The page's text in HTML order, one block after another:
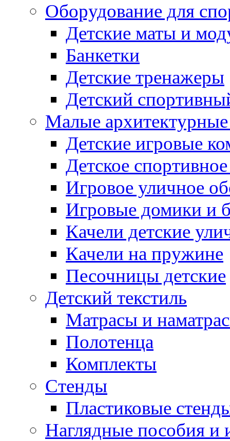
Оборудование для
Детские маты и
Банкетки
Детские тренажеры
Детский
Малые
Детские игровые
Детское
Игровое уличное
Игровые домики и
Качели детские
Качели на пружине
Песочницы детские
Детский текстиль
Матрасы и
Полотенца
Комплекты
Стенды
Пластиковые
Наглядные пособия и